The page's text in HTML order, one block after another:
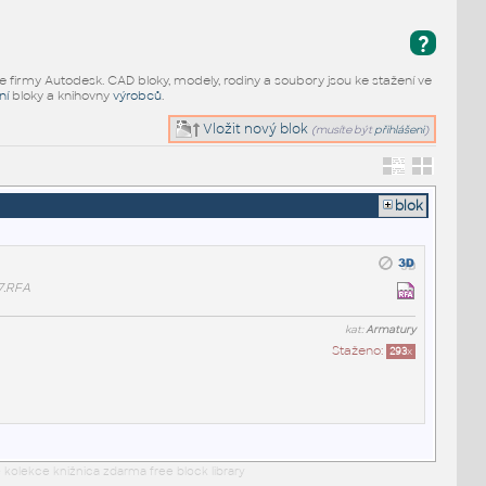
?
firmy Autodesk. CAD bloky, modely, rodiny a soubory jsou ke stažení ve
bloky a knihovny výrobců.
Vložit nový blok (musíte být přihlášeni)
blok
kat:Armatury
Staženo: 293x
knižnica zdarma free block library